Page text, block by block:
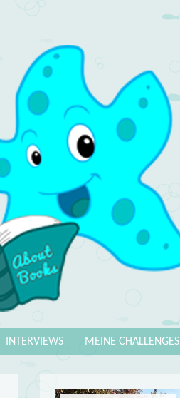
MEINE CHALLENGES
INTERVIEWS